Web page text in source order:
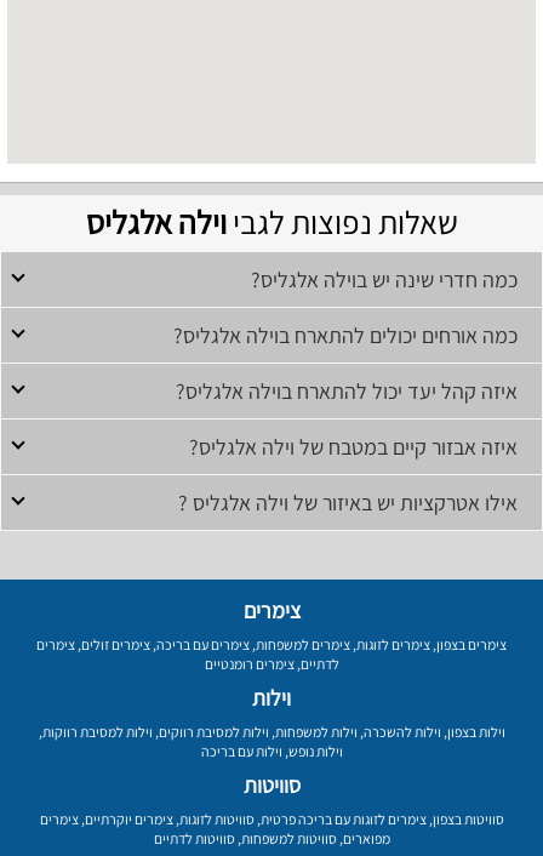
שאלות נפוצות לגביוילה אלגליס
כמה חדרי שינה יש בוילה אלגליס?
כמה אורחים יכולים להתארח בוילה אלגליס?
איזה קהל יעד יכול להתארח בוילה אלגליס?
איזה אבזור קיים במטבח של וילה אלגליס?
אילו אטרקציות יש באיזור של וילה אלגליס ?
צימרים
צימרים בצפון, צימרים לזוגות, צימרים למשפחות, צימרים עם בריכה, צימרים זולים, צימרים
לדתיים,צימרים רומנטיים
וילות
וילות בצפון, וילות להשכרה, וילות למשפחות, וילות למסיבת רווקים, וילות למסיבת רווקות,
וילות נופש, וילות עם בריכה
סוויטות
סוויטות בצפון,צימרים לזוגות עם בריכה פרטית,סוויטות לזוגות,צימרים יוקרתיים,צימרים
מפוארים,סוויטות למשפחות,סוויטות לדתיים